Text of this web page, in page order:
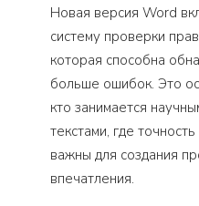
Новая версия Word
систему проверки
которая способна
больше ошибок. Это
кто занимается
текстами, где
важны для создания
впечатления.